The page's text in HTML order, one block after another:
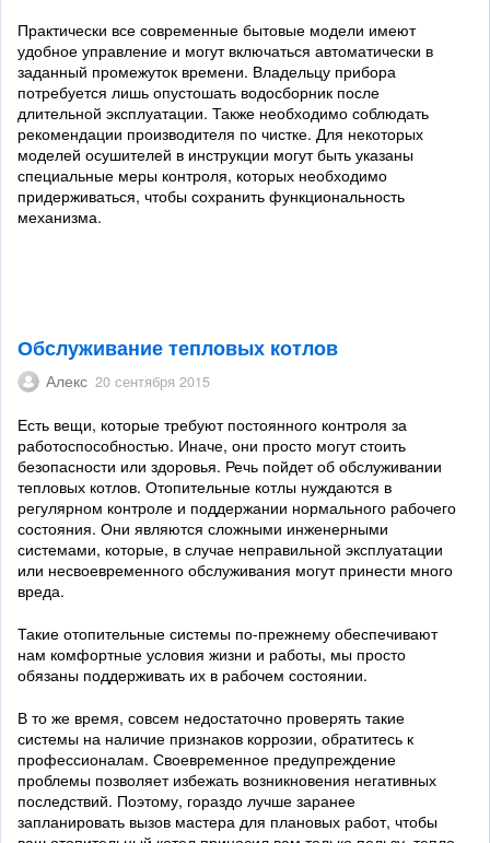
Практически все современные бытовые модели имеют
удобное управление и могут включаться автоматически в
заданный промежуток времени. Владельцу прибора
потребуется лишь опустошать водосборник после
длительной эксплуатации. Также необходимо соблюдать
рекомендации производителя по чистке. Для некоторых
моделей осушителей в инструкции могут быть указаны
специальные меры контроля, которых необходимо
придерживаться, чтобы сохранить функциональность
механизма.
Обслуживание тепловых котлов
Алекс 20 сентября 2015
Есть вещи, которые требуют постоянного контроля за
работоспособностью. Иначе, они просто могут стоить
безопасности или здоровья. Речь пойдет об обслуживании
тепловых котлов. Отопительные котлы нуждаются в
регулярном контроле и поддержании нормального рабочего
состояния. Они являются сложными инженерными
системами, которые, в случае неправильной эксплуатации
или несвоевременного обслуживания могут принести много
вреда.
Такие отопительные системы по-прежнему обеспечивают
нам комфортные условия жизни и работы, мы просто
обязаны поддерживать их в рабочем состоянии.
В то же время, совсем недостаточно проверять такие
системы на наличие признаков коррозии, обратитесь к
профессионалам. Своевременное предупреждение
проблемы позволяет избежать возникновения негативных
последствий. Поэтому, гораздо лучше заранее
запланировать вызов мастера для плановых работ, чтобы